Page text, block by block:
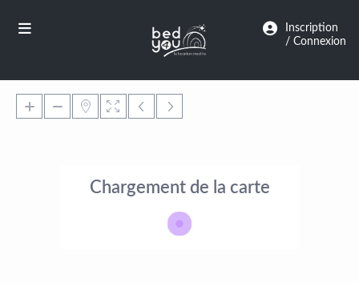
Inscription
/ Connexion
Chargement de la carte